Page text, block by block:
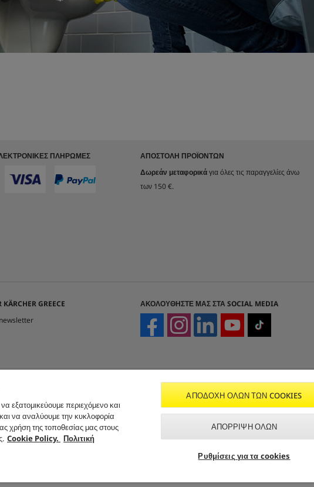
ΠΛΗΡΩΜΈΣ
ΑΠΟΣΤΟΛΉ ΠΡΟΪΌΝΤΩΝ
Δωρεάν μεταφορικάγια όλες τις παραγγελίες άνω
των 150 €.
KÄRCHER GREECE
ΑΚΟΛΟΥΘΉΣΤΕ ΜΑΣ ΣΤΑ SOCIAL MEDIA
εξατομικεύουμε περιεχόμενο και
να αναλύουμε την κυκλοφορία
χρήση της τοποθεσίας μας στους
Cookie Policy. Πολιτική
ΑΠΟΔΟΧΉ ΌΛΩΝ ΤΩΝ COOKIES
ΑΠΌΡΡΙΨΗ ΌΛΩΝ
Ρυθμίσεις για τα cookies